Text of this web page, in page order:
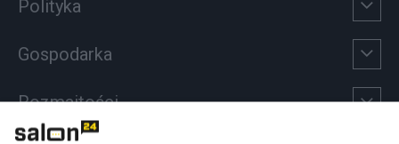
Polityka
Gospodarka
Rozmaitości